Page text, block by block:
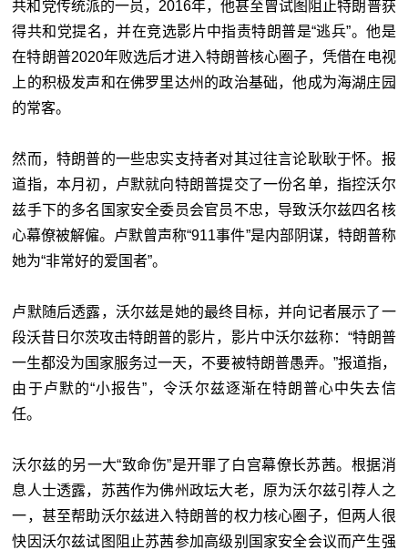
共和党传统派的一员，2016年，他甚至曾试图阻止特朗普获
得共和党提名，并在竞选影片中指责特朗普是“逃兵”。他是
在特朗普2020年败选后才进入特朗普核心圈子，凭借在电视
上的积极发声和在佛罗里达州的政治基础，他成为海湖庄园
的常客。
然而，特朗普的一些忠实支持者对其过往言论耿耿于怀。报
道指，本月初，卢默就向特朗普提交了一份名单，指控沃尔
兹手下的多名国家安全委员会官员不忠，导致沃尔兹四名核
心幕僚被解僱。卢默曾声称“911事件”是内部阴谋，特朗普称
她为“非常好的爱国者”。
卢默随后透露，沃尔兹是她的最终目标，并向记者展示了一
段沃昔日尔茨攻击特朗普的影片，影片中沃尔兹称：“特朗普
一生都没为国家服务过一天，不要被特朗普愚弄。”报道指，
由于卢默的“小报告”，令沃尔兹逐渐在特朗普心中失去信
任。
沃尔兹的另一大“致命伤”是开罪了白宫幕僚长苏茜。根据消
息人士透露，苏茜作为佛州政坛大老，原为沃尔兹引荐人之
一，甚至帮助沃尔兹进入特朗普的权力核心圈子，但两人很
快因沃尔兹试图阻止苏茜参加高级别国家安全会议而产生强